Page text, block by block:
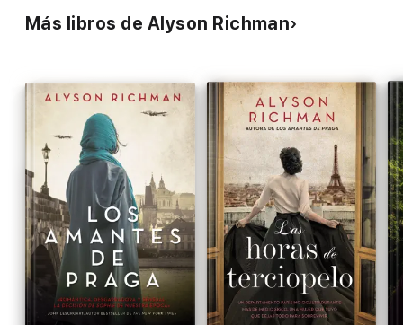
Más libros de Alyson Richman